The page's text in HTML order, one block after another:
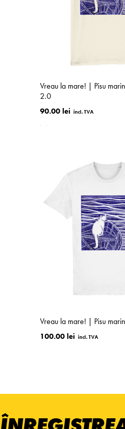
Vreau la mare! | Pisu
2.0
90.00 lei
Vreau la mare! | Pisu
100.00 lei